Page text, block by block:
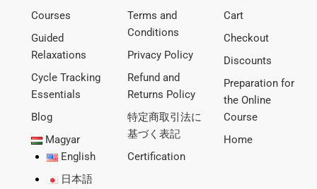
Courses
Guided
Relaxations
Cycle Tracking
Essentials
Blog
Magyar
English
日本語
Terms and
Conditions
Privacy Policy
Refund and
Returns Policy
特定商取引法に
基づく表記
Certification
Cart
Checkout
Discounts
Preparation for
the Online
Course
Home